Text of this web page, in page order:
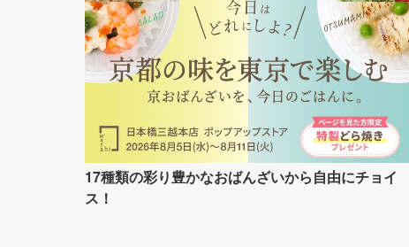
17種類の彩り豊かなおばんざいから自由にチョイ
ス！